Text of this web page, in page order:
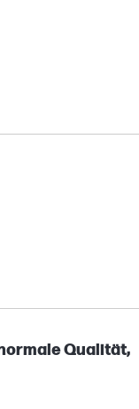
Qualität,